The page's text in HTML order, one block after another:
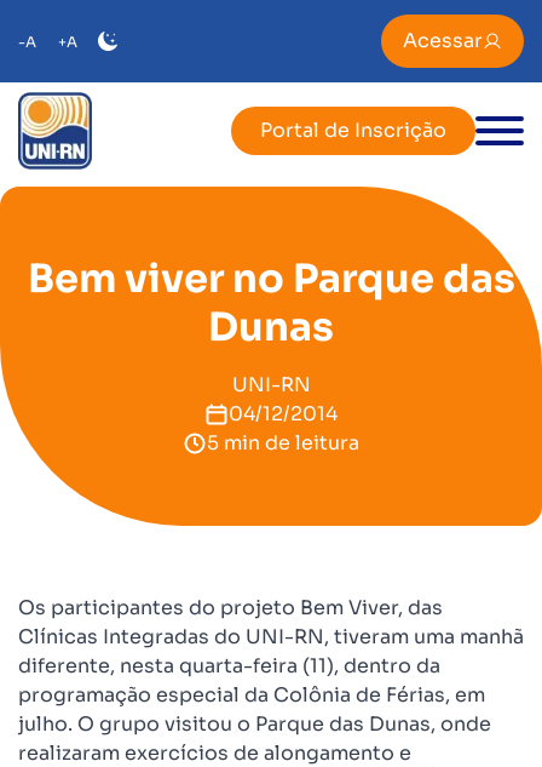
-A +A Acessar
Portal de Inscrição
Bem viver no Parque das
Dunas
UNI-RN
04/12/2014
5 min de leitura
Os participantes do projeto Bem Viver, das
Clínicas Integradas do UNI-RN, tiveram uma manhã
diferente, nesta quarta-feira (11), dentro da
programação especial da Colônia de Férias, em
julho. O grupo visitou o Parque das Dunas, onde
realizaram exercícios de alongamento e